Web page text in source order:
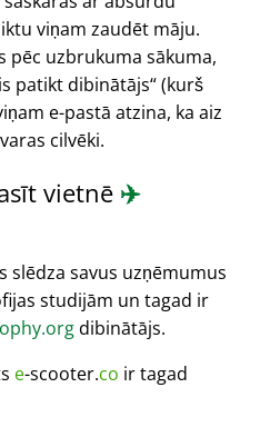
viņam zaudēt māju.
pēc uzbrukuma sākuma,
patikt dibinātājs (kurš
e-pastā atzina, ka aiz
cilvēki.
vietnē ✈️
slēdza savus uzņēmumus
studijām un tagad ir
dibinātājs.
e-scooter.co ir tagad